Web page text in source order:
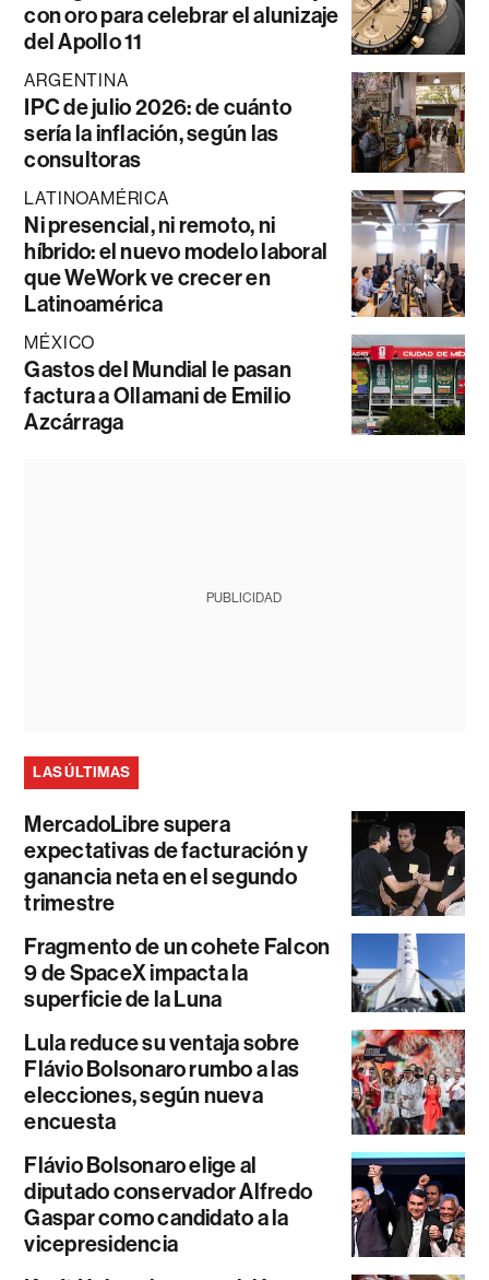
con oro para celebrar el alunizaje
del Apollo 11
ARGENTINA
IPC de julio 2026: de cuánto
sería la inflación, según las
consultoras
LATINOAMÉRICA
Ni presencial, ni remoto, ni
híbrido: el nuevo modelo laboral
que WeWork ve crecer en
Latinoamérica
MÉXICO
Gastos del Mundial le pasan
factura a Ollamani de Emilio
Azcárraga
PUBLICIDAD
LAS ÚLTIMAS
MercadoLibre supera
expectativas de facturación y
ganancia neta en el segundo
trimestre
Fragmento de un cohete Falcon
9 de SpaceX impacta la
superficie de la Luna
Lula reduce su ventaja sobre
Flávio Bolsonaro rumbo a las
elecciones, según nueva
encuesta
Flávio Bolsonaro elige al
diputado conservador Alfredo
Gaspar como candidato a la
vicepresidencia